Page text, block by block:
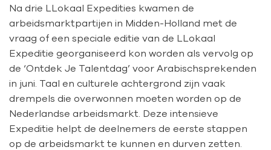
Na drie LLokaal Expedities kwamen de
arbeidsmarktpartijen in Midden-Holland met de
vraag of een speciale editie van de LLokaal
Expeditie georganiseerd kon worden als vervolg op
de ‘Ontdek Je Talentdag’ voor Arabischsprekenden
in juni. Taal en culturele achtergrond zijn vaak
drempels die overwonnen moeten worden op de
Nederlandse arbeidsmarkt. Deze intensieve
Expeditie helpt de deelnemers de eerste stappen
op de arbeidsmarkt te kunnen en durven zetten.